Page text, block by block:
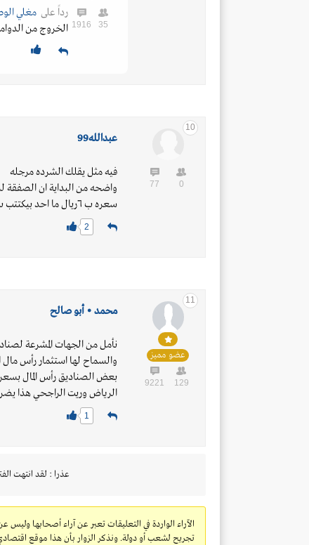
35
1916
رداً علىمغلي
الخروج من
10
0
77
عبدالله99
فيه مثل يقلك الشرده مرجله
واضحه من البداية ان الصفقة
سعره ب ٦ريال ما احد بيكتتب ب ١٠ريال
2
11
عضو مميز
129
9221
محمد • أبو صالح
نأمل من الجهات المشرعة
والسماح لها استثمار رأس
الرياض وريت الراجحي هذا يضر
1
عذرا : لقد انتهت
الآراء الواردة في التعليقات تعبر عن آراء أصحابها
تجريح لشعب أو دولة. ونذكر الزوار بأن هذا موقع اقتصادي